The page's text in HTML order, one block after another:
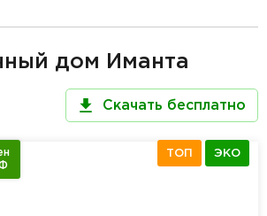
дом Иманта
Скачать бесплатно
ТОП ЭКО